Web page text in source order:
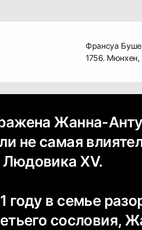
Франсуа
1756. Мюнхен,
Жанна-
не самая
XV.
году в семье
сословия,